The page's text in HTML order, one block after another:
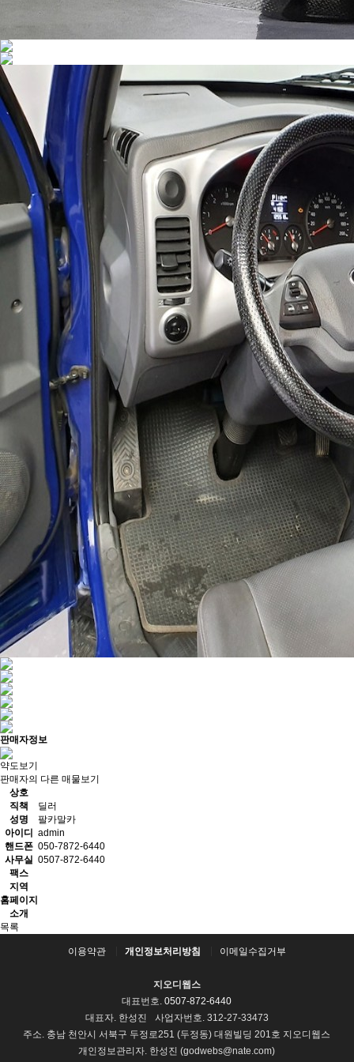
판매자정보
약도보기
판매자의 다른 매물보기
상호
직책
딜러
성명
팔카말카
아이디
admin
핸드폰 050-7872-6440
사무실 0507-872-6440
팩스
지역
홈페이지
소개
목록
이용약관 개인정보처리방침 이메일수집거부
지오디웹스
대표번호.0507-872-6440
대표자. 한성진
사업자번호. 312-27-33473
주소. 충남 천안시 서북구 두정로251 (두정동) 대원빌딩 201호 지오디웹스
개인정보관리자. 한성진 (godwebs@nate.com)